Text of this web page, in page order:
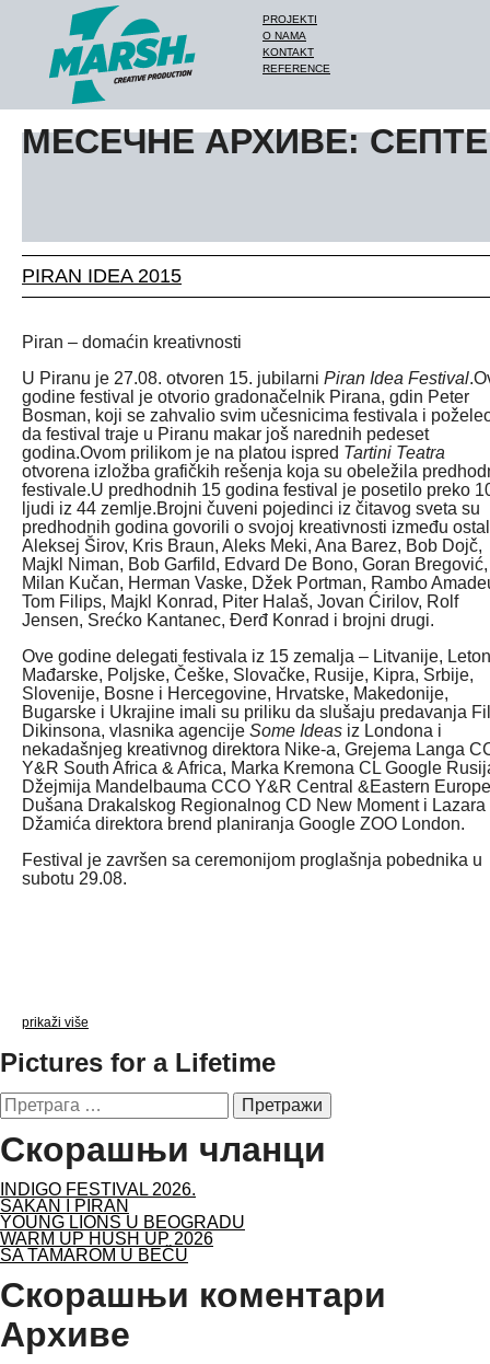
PROJEKTI
O NAMA
KONTAKT
REFERENCE
МЕСЕЧНЕ АРХИВЕ:
PIRAN IDEA 2015
Piran – domaćin kreativnosti
U Piranu je 27.08. otvoren 15. jubilarni Piran Idea Festival
godine festival je otvorio gradonačelnik Pirana, gdin Peter
Bosman, koji se zahvalio svim učesnicima festivala i
da festival traje u Piranu makar još narednih pedeset
godina.Ovom prilikom je na platou ispred Tartini Teatra
otvorena izložba grafičkih rešenja koja su obeležila
festivale.U predhodnih 15 godina festival je posetilo preko
ljudi iz 44 zemlje.Brojni čuveni pojedinci iz čitavog sveta su
predhodnih godina govorili o svojoj kreativnosti između
Aleksej Širov, Kris Braun, Aleks Meki, Ana Barez, Bob Dojč,
Majkl Niman, Bob Garfild, Edvard De Bono, Goran Bregović,
Milan Kučan, Herman Vaske, Džek Portman, Rambo
Tom Filips, Majkl Konrad, Piter Halaš, Jovan Ćirilov, Rolf
Jensen, Srećko Kantanec, Đerđ Konrad i brojni drugi.
Ove godine delegati festivala iz 15 zemalja – Litvanije,
Mađarske, Poljske, Češke, Slovačke, Rusije, Kipra, Srbije,
Slovenije, Bosne i Hercegovine, Hrvatske, Makedonije,
Bugarske i Ukrajine imali su priliku da slušaju predavanja
Dikinsona, vlasnika agencije Some Ideas iz Londona i
nekadašnjeg kreativnog direktora Nike-a, Grejema Langa
Y&R South Africa & Africa, Marka Kremona CL Google
Džejmija Mandelbauma CCO Y&R Central &Eastern
Dušana Drakalskog Regionalnog CD New Moment i Lazara
Džamića direktora brend planiranja Google ZOO London.
Festival je završen sa ceremonijom proglašnja pobednika u
subotu 29.08.
prikaži više
Pictures for a Lifetime
Претрага
за:
Скорашњи чланци
INDIGO FESTIVAL 2026.
SAKAN I PIRAN
YOUNG LIONS U BEOGRADU
WARM UP HUSH UP 2026
SA TAMAROM U BEČU
Скорашњи коментари
Архиве